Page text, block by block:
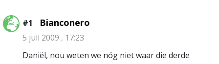
#1 Bianconero
5 juli 2009 , 17:23
Daniël, nou weten we nóg niet waar die derde